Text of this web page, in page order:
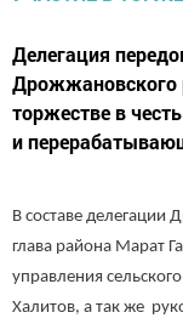
Делегация
Дрожжановского
торжестве в
и
В составе делегации
глава района Марат
управления
Халитов, а так же